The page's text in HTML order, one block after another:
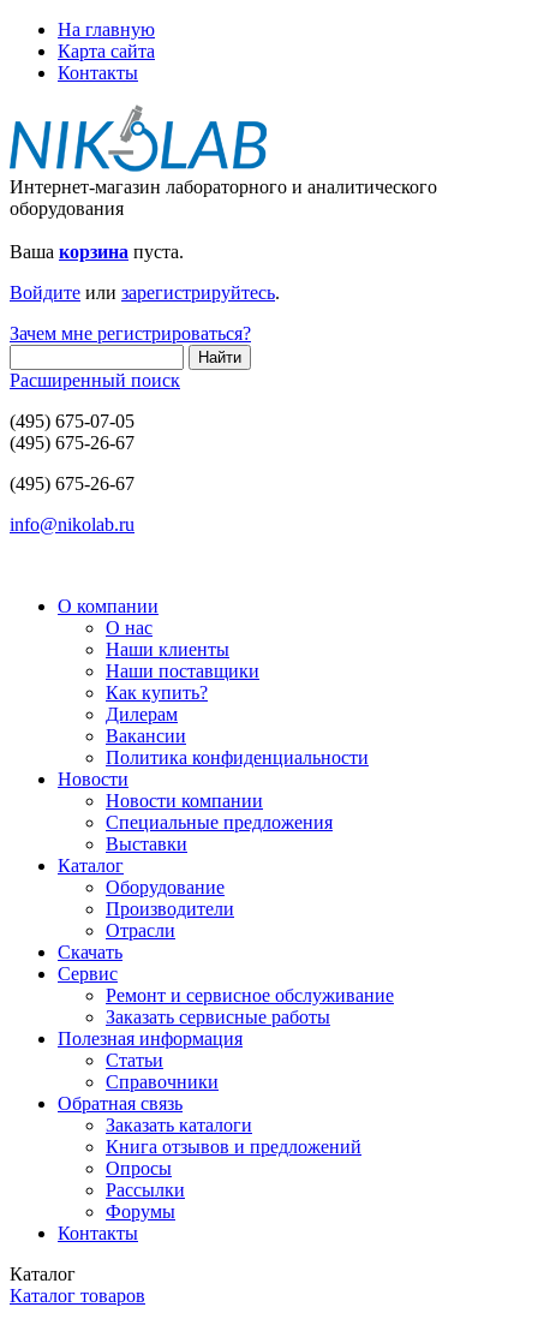
На главную
Карта сайта
Контакты
Интернет-магазин лабораторного и аналитического
оборудования
Ваша корзина пуста.
Войдите или зарегистрируйтесь.
Зачем мне регистрироваться?
Расширенный поиск
(495) 675-07-05
(495) 675-26-67
(495) 675-26-67
info@nikolab.ru
О компании
О нас
Наши клиенты
Наши поставщики
Как купить?
Дилерам
Вакансии
Политика конфиденциальности
Новости
Новости компании
Специальные предложения
Выставки
Каталог
Оборудование
Производители
Отрасли
Скачать
Сервис
Ремонт и сервисное обслуживание
Заказать сервисные работы
Полезная информация
Статьи
Справочники
Обратная связь
Заказать каталоги
Книга отзывов и предложений
Опросы
Рассылки
Форумы
Контакты
Каталог
Каталог товаров